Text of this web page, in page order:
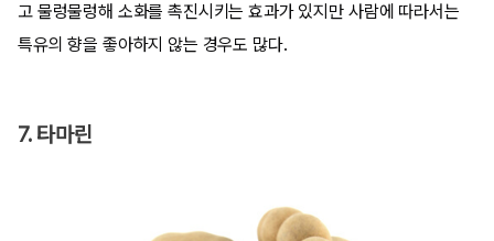
고 물렁물렁해 소화를 촉진시키는 효과가 있지만 사람에 따라서는
특유의 향을 좋아하지 않는 경우도 많다.
7. 타마린